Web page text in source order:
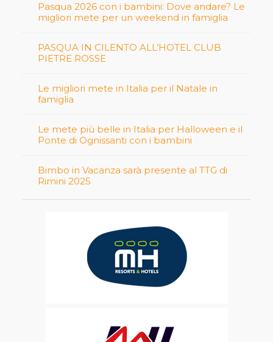
Pasqua 2026 con i bambini: Dove andare? Le
migliori mete per un weekend in famiglia
PASQUA IN CILENTO ALL’HOTEL CLUB
PIETRE ROSSE
Le migliori mete in Italia per il Natale in
famiglia
Le mete più belle in Italia per Halloween e il
Ponte di Ognissanti con i bambini
Bimbo in Vacanza sarà presente al TTG di
Rimini 2025